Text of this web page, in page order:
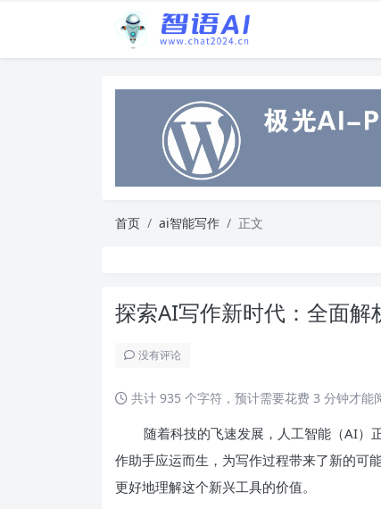
首页 ai智能写作 正文
探索AI写作新时代：全面
没有评论
共计 935 个字符，预计需要花费 3 分钟才能
随着科技的飞速发展，人工智能（AI）
作助手应运而生，为写作过程带来了新的可
更好地理解这个新兴工具的价值。